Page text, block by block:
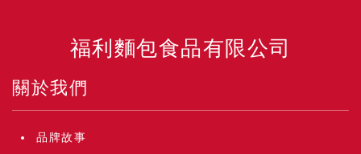
福利麵包食品有限公司
關於我們
品牌故事